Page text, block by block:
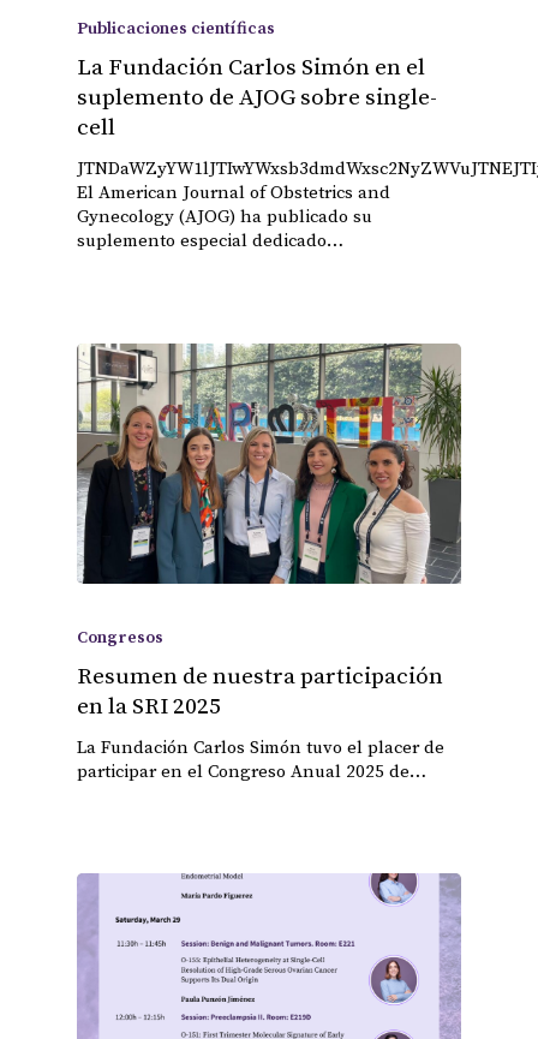
Publicaciones científicas
La Fundación Carlos Simón en el
suplemento de AJOG sobre single-
cell
El American Journal of Obstetrics and
Gynecology (AJOG) ha publicado su
suplemento especial dedicado…
Congresos
Resumen de nuestra participación
en la SRI 2025
La Fundación Carlos Simón tuvo el placer de
participar en el Congreso Anual 2025 de…